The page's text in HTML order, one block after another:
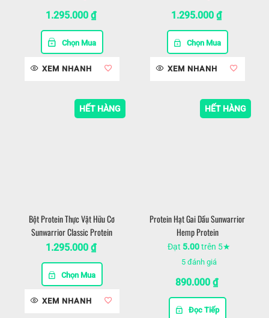
1.295.000 ₫
Chọn Mua
XEM NHANH
1.295.000 ₫
Chọn Mua
XEM NHANH
HẾT HÀNG
Bột Protein Thực Vật Hữu Cơ
Sunwarrior Classic Protein
1.295.000 ₫
Chọn Mua
XEM NHANH
HẾT HÀNG
Protein Hạt Gai Dầu Sunwarrior
Hemp Protein
Đạt 5.00trên 5★
5đánh giá
890.000 ₫
Đọc Tiếp